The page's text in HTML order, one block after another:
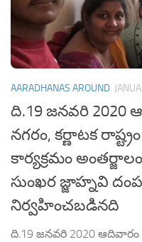
AARADHANAS AROUND
ది.19 జనవరి
నగరం, కర్ణాటక
కార్యక్రమం
సుంఖర జ్జాహ్నవి
నిర్వహించబడినది
ది.19 జనవరి 2020